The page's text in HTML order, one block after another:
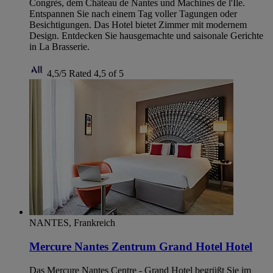
Congrès, dem Château de Nantes und Machines de l'Ile.
Entspannen Sie nach einem Tag voller Tagungen oder
Besichtigungen. Das Hotel bietet Zimmer mit modernem
Design. Entdecken Sie hausgemachte und saisonale Gerichte
in La Brasserie.
4,5/5 Rated 4,5 of 5
NANTES, Frankreich
Mercure Nantes Zentrum Grand Hotel Hotel
Das Mercure Nantes Centre - Grand Hotel begrüßt Sie im